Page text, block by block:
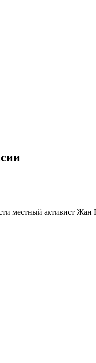
местный активист Жан